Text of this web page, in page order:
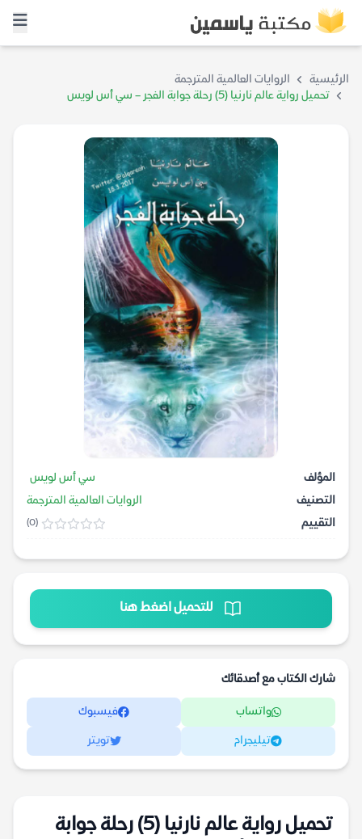
الرئيسية
الروايات العالمية المترجمة
تحميل رواية عالم نارنيا (5) رحلة جوابة الفجر – سي أس لويس
المؤلف
سي أس لويس
التصنيف
الروايات العالمية المترجمة
التقييم
(0)
للتحميل اضغط هنا
شارك الكتاب مع أصدقائك
واتساب فيسبوك
تيليجرام تويتر
تحميل رواية عالم نارنيا (5) رحلة جوابة